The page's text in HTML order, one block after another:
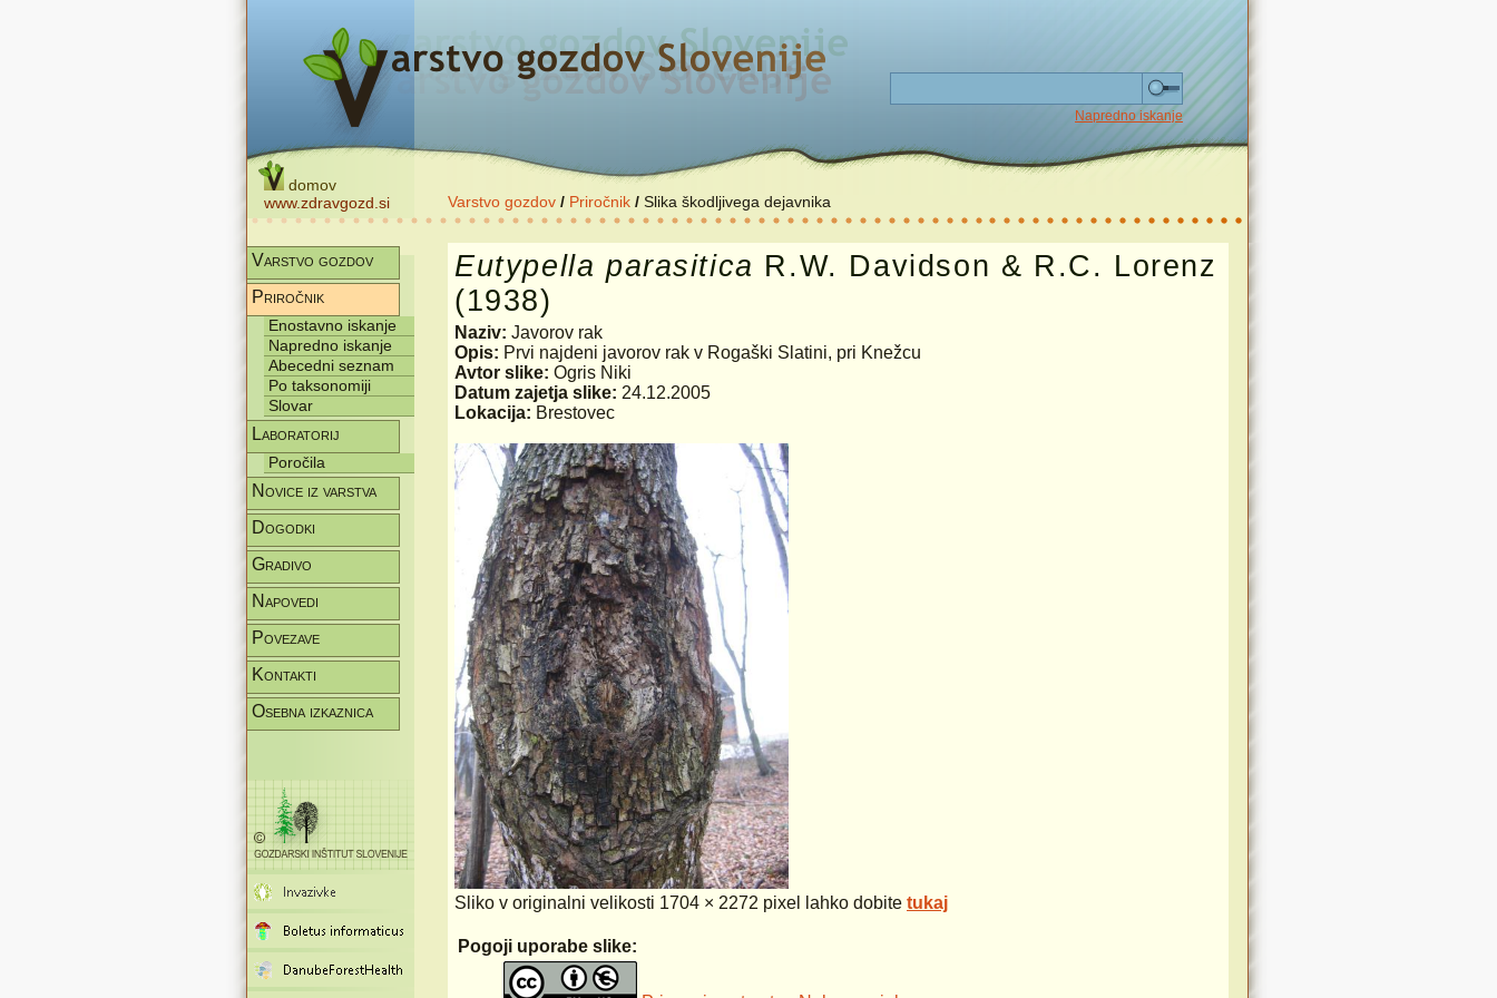
Napredno iskanje
domov
www.zdravgozd.si
Varstvo gozdov / Priročnik / Slika škodljivega dejavnika
Varstvo gozdov
Priročnik
Enostavno iskanje
Napredno iskanje
Abecedni seznam
Po taksonomiji
Slovar
Laboratorij
Poročila
Novice iz varstva
Dogodki
Gradivo
Napovedi
Povezave
Kontakti
Osebna izkaznica
Eutypella parasitica R.W. Davidson & R.C. Lorenz
(1938)
Naziv: Javorov rak
Opis: Prvi najdeni javorov rak v Rogaški Slatini, pri Knežcu
Avtor slike: Ogris Niki
Datum zajetja slike: 24.12.2005
Lokacija: Brestovec
Sliko v originalni velikosti 1704 × 2272 pixel lahko dobite tukaj
Pogoji uporabe slike: